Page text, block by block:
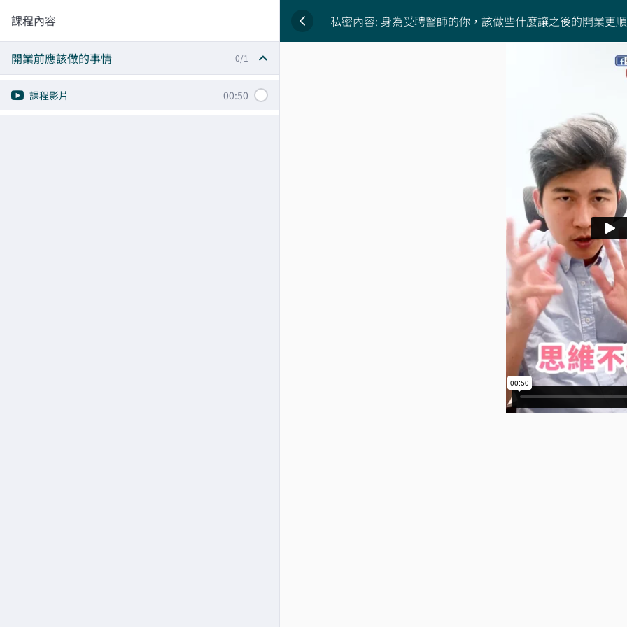
課程內容
開業前應該做的事情 0/1
課程影片 00:50
私密內容: 身為受聘醫師的你，該做些什麼讓之後的開業更